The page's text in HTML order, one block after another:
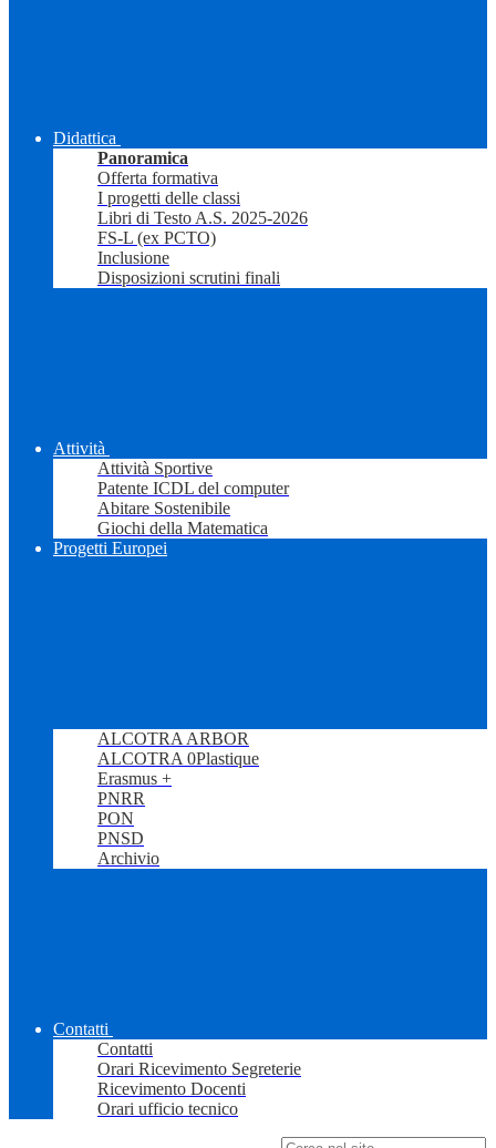
Didattica
Panoramica
Offerta formativa
I progetti delle classi
Libri di Testo A.S. 2025-2026
FS-L (ex PCTO)
Inclusione
Disposizioni scrutini finali
Attività
Attività Sportive
Patente ICDL del computer
Abitare Sostenibile
Giochi della Matematica
Progetti Europei
ALCOTRA ARBOR
ALCOTRA 0Plastique
Erasmus +
PNRR
PON
PNSD
Archivio
Contatti
Contatti
Orari Ricevimento Segreterie
Ricevimento Docenti
Orari ufficio tecnico